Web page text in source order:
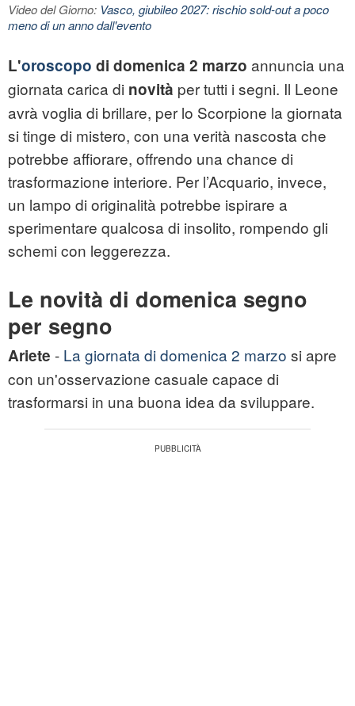
Video del Giorno: Vasco, giubileo 2027: rischio sold-out a poco
meno di un anno dall'evento
L'oroscopo di domenica 2 marzo annuncia una
giornata carica di novità per tutti i segni. Il Leone
avrà voglia di brillare, per lo Scorpione la giornata
si tinge di mistero, con una verità nascosta che
potrebbe affiorare, offrendo una chance di
trasformazione interiore. Per l’Acquario, invece,
un lampo di originalità potrebbe ispirare a
sperimentare qualcosa di insolito, rompendo gli
schemi con leggerezza.
Le novità di domenica segno
per segno
Ariete - La giornata di domenica 2 marzo si apre
con un'osservazione casuale capace di
trasformarsi in una buona idea da sviluppare.